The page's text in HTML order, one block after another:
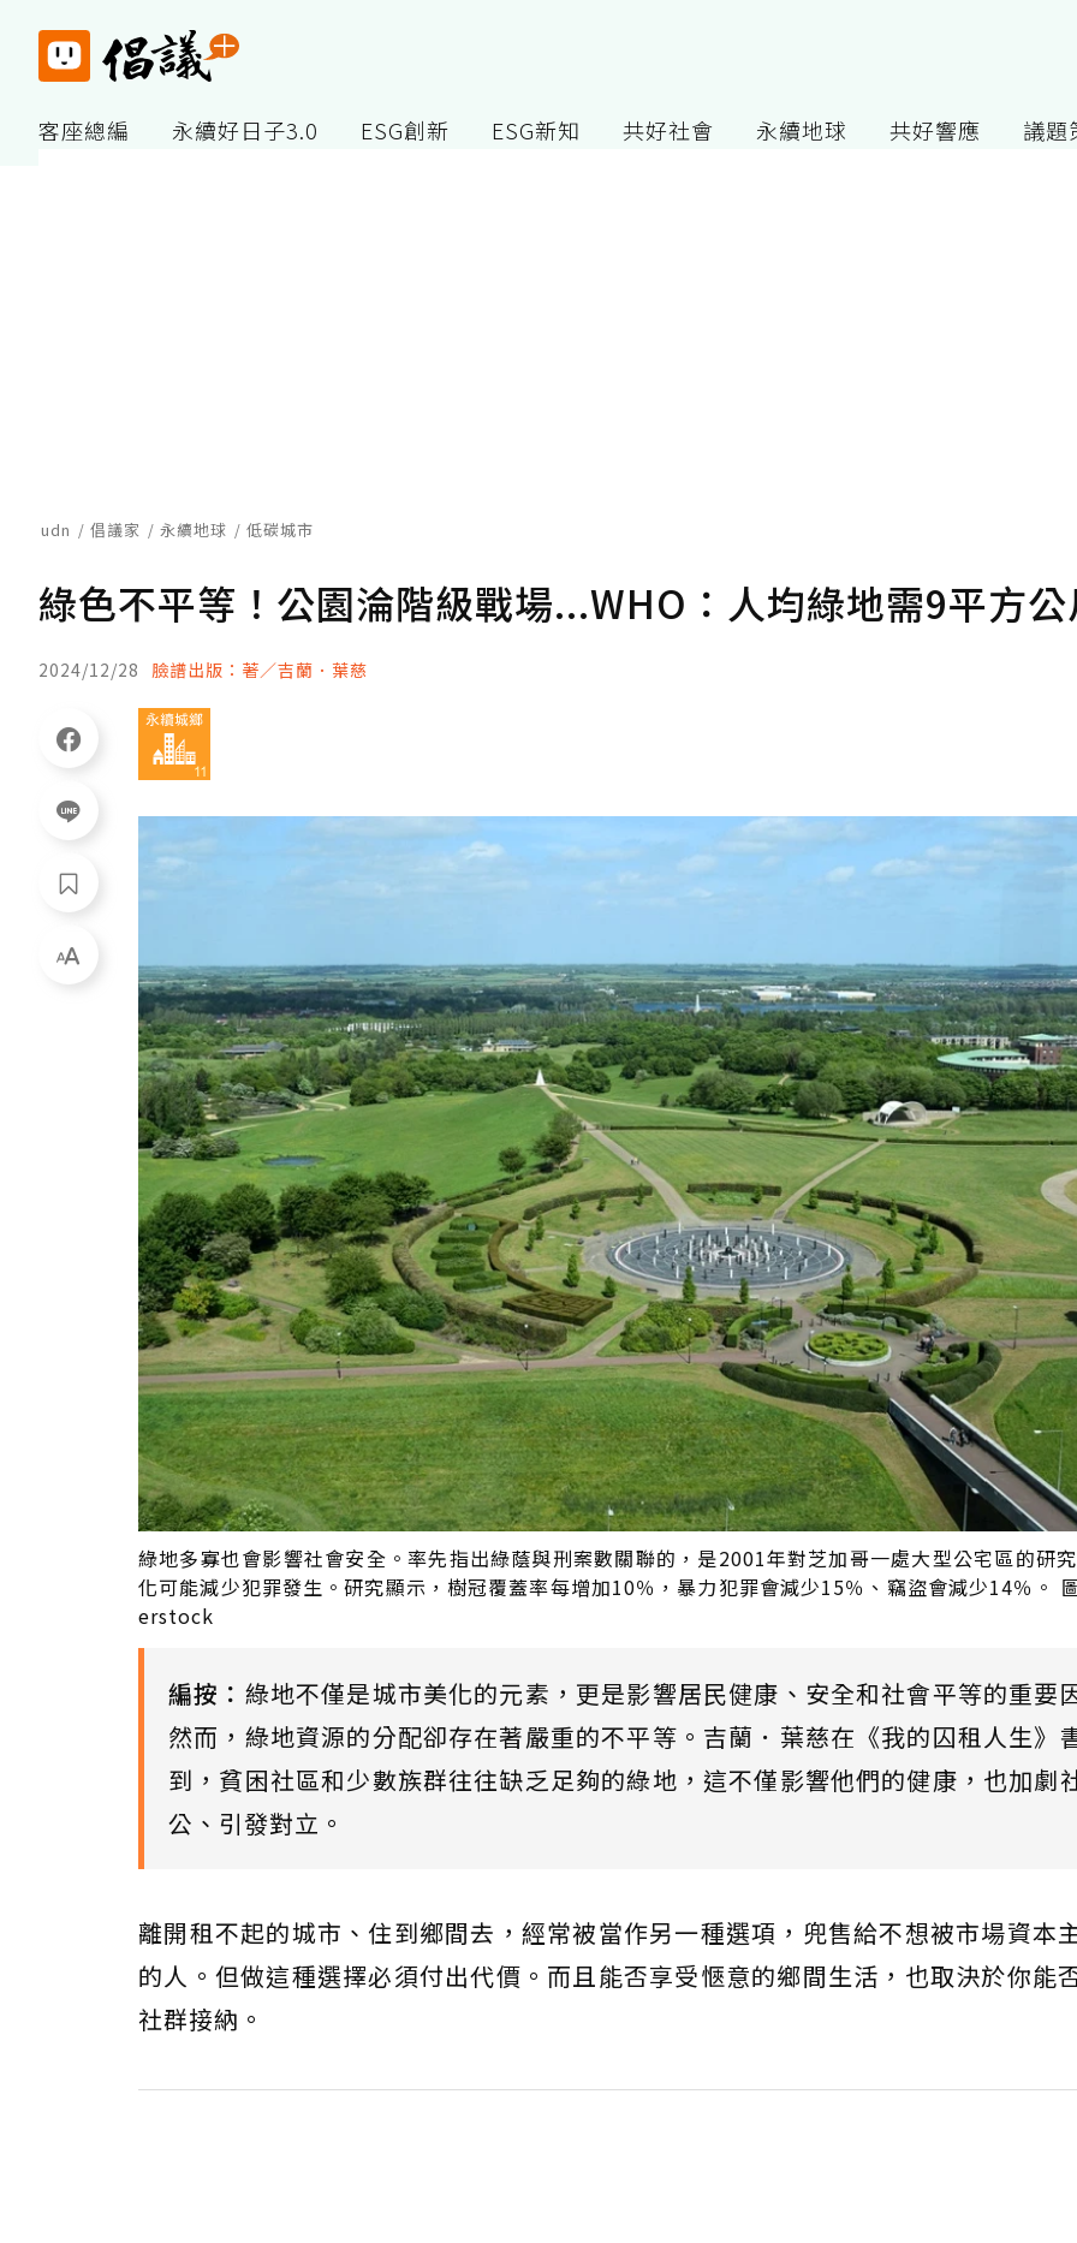
客座總編 永續好日子3.0 ESG創新 ESG新知 共好社會 永續地球 共好響應 議題
udn 倡議家 永續地球 低碳城市
綠色不平等！公園淪階級戰場...WHO：人均綠地需9平方
2024/12/28 臉譜出版：著／吉蘭．葉慈
綠地多寡也會影響社會安全。率先指出綠蔭與刑案數關聯的，是2001年對芝加哥一處大型公宅區的研
化可能減少犯罪發生。研究顯示，樹冠覆蓋率每增加10％，暴力犯罪會減少15％、竊盜會減少14％。
erstock
編按： 綠地不僅是城市美化的元素，更是影響居民健康、安全和社會平等的重要
然而，綠地資源的分配卻存在著嚴重的不平等。吉蘭．葉慈在《我的囚租人生》
到，貧困社區和少數族群往往缺乏足夠的綠地，這不僅影響他們的健康，也加劇
公、引發對立。
離開租不起的城市、住到鄉間去，經常被當作另一種選項，兜售給不想被市場資本
的人。但做這種選擇必須付出代價。而且能否享受愜意的鄉間生活，也取決於你能
社群接納。